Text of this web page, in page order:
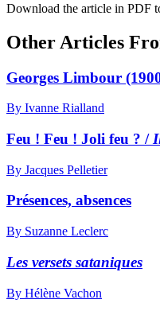
Download the article in PDF
Other Articles
Georges Limbour
By Ivanne Rialland
Feu ! Feu ! Joli feu ? /
By Jacques Pelletier
Présences, absences
By Suzanne Leclerc
Les versets sataniques
By Hélène Vachon